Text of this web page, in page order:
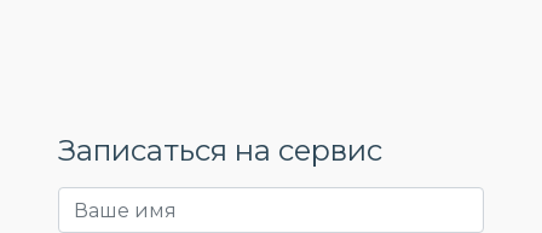
Записаться на сервис